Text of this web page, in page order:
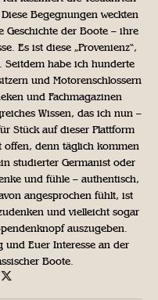
Begegnungen weckten
der Boote – ihre
Es ist diese „Provenienz“,
Seitdem habe ich hunderte
und Motorenschlossern
und Fachmagazinen
Wissen, das ich nun –
Stück auf dieser Plattform
offen, denn täglich kommen
studierter Germanist oder
und fühle – authentisch,
angesprochen fühlt, ist
und vielleicht sogar
auszugeben.
und Euer Interesse an der
Boote.